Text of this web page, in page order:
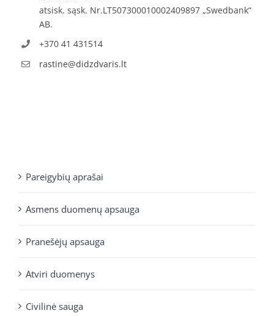
atsisk. sąsk. Nr.LT507300010002409897 „Swedbank“
AB.
+370 41 431514
rastine@didzdvaris.lt
Pareigybių aprašai
Asmens duomenų apsauga
Pranešėjų apsauga
Atviri duomenys
Civilinė sauga